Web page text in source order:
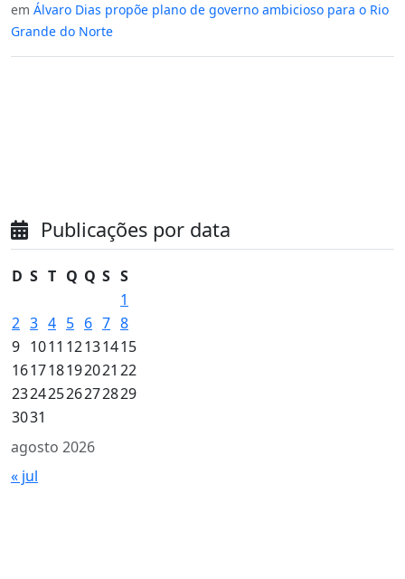
em Álvaro Dias propõe plano de governo ambicioso para o Rio
Grande do Norte
Publicações por data
agosto 2026
D S T Q Q S S
1
2 3 4 5 6 7 8
9 1011 12131415
161718192021 22
23242526272829
3031
« jul